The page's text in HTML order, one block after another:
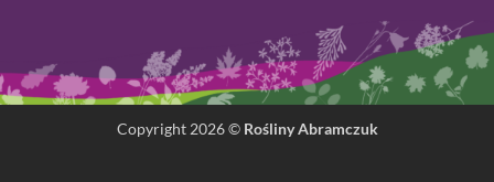
Copyright 2026 © Rośliny Abramczuk